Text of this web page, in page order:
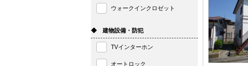
ウォークインクロゼット
◆ 建物設備・防犯
TVインターホン
オートロック